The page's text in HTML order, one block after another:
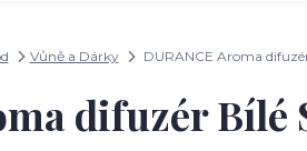
Vůně a Dárky DURANCE Aroma
difuzér Bílé